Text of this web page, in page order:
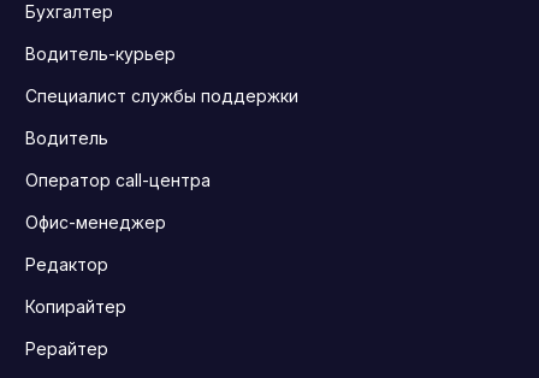
Бухгалтер
Водитель-курьер
Специалист службы поддержки
Водитель
Оператор call-центра
Офис-менеджер
Редактор
Копирайтер
Рерайтер